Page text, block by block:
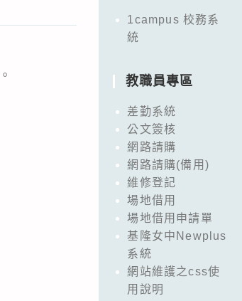
1campus 校務系
統
教職員專區
差勤系統
公文簽核
網路請購
網路請購(備用)
維修登記
場地借用
場地借用申請單
基隆女中Newplus
系統
網站維護之css使
用說明